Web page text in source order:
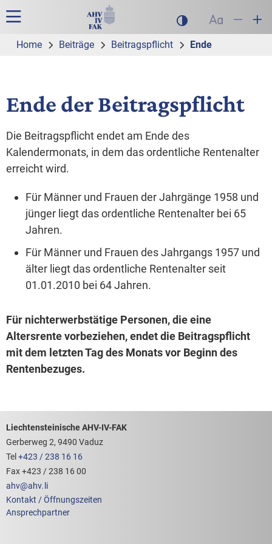
Zur Hauptnavigation
Zum Inhalt
Suche
Hauptnavigation Dunklen Modus
Schrift auf
Schrift
Home Beiträge Beitragspflicht Ende
Ende der Beitragspflicht
Die Beitragspflicht endet am Ende des
Kalendermonats, in dem das ordentliche Rentenalter
erreicht wird.
Für Männer und Frauen der Jahrgänge 1958 und
jünger liegt das ordentliche Rentenalter bei 65
Jahren.
Für Männer und Frauen des Jahrgangs 1957 und
älter liegt das ordentliche Rentenalter seit
01.01.2010 bei 64 Jahren.
Für nichterwerbstätige Personen, die eine
Altersrente vorbeziehen, endet die Beitragspflicht
mit dem letzten Tag des Monats vor Beginn des
Rentenbezuges.
Footerbereich mit hilfreichen Links
Liechtensteinische AHV-IV-FAK
Gerberweg 2, 9490 Vaduz
Tel +423 / 238 16 16
Fax +423 / 238 16 00
ahv@ahv. li
Kontakt / Öffnungszeiten
Ansprechpartner